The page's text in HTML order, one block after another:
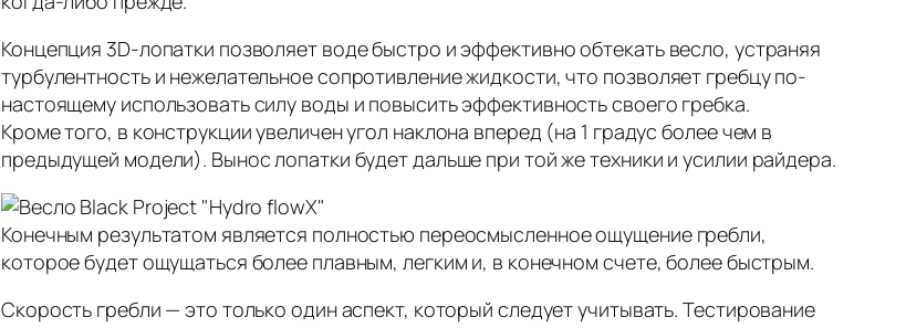
Концепция 3D-лопатки позволяет воде быстро и эффективно обтекать весло, устраняя
турбулентность и нежелательное сопротивление жидкости, что позволяет гребцу по-
настоящему использовать силу воды и повысить эффективность своего гребка.
Кроме того, в конструкции увеличен угол наклона вперед (на 1 градус более чем в
предыдущей модели). Вынос лопатки будет дальше при той же техники и усилии райдера.
Конечным результатом является полностью переосмысленное ощущение гребли,
которое будет ощущаться более плавным, легким и, в конечном счете, более быстрым.
Скорость гребли — это только один аспект, который следует учитывать. Тестирование